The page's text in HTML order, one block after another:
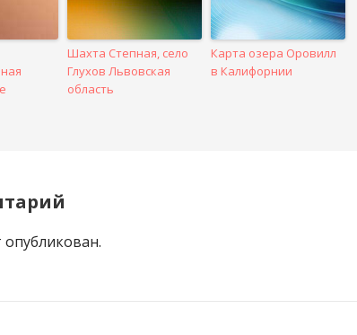
Шахта Степная, село
Глухов Львовская
область
Карта озера Оровилл
в Калифорнии